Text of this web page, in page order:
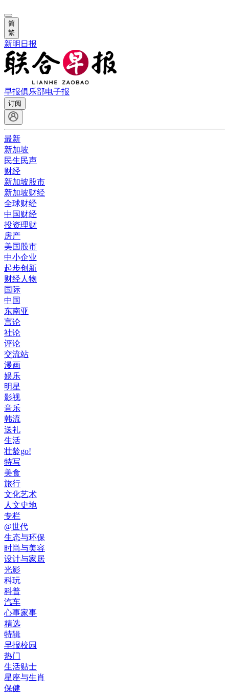
简
繁
新明日报
早报俱乐部电子报
订阅
最新
新加坡
民生民声
财经
新加坡股市
新加坡财经
全球财经
中国财经
投资理财
房产
美国股市
中小企业
起步创新
财经人物
国际
中国
东南亚
言论
社论
评论
交流站
漫画
娱乐
明星
影视
音乐
韩流
送礼
生活
壮龄go!
特写
美食
旅行
文化艺术
人文史地
专栏
@世代
生态与环保
时尚与美容
设计与家居
光影
科玩
科普
汽车
心事家事
精选
特辑
早报校园
热门
生活贴士
星座与生肖
保健